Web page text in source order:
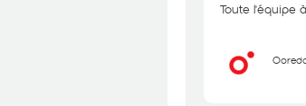
Toute l'équipe